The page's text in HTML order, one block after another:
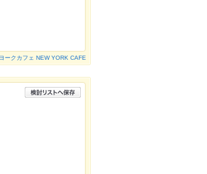
ークカフェ NEW YORK CAFE